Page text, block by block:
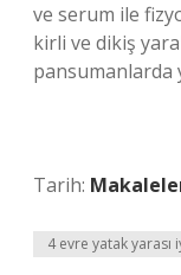
ve serum ile
kirli ve dikiş
pansumanlarda
Tarih:
4 evre yatak yarası